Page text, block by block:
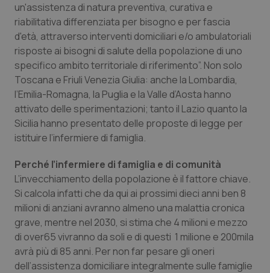
Tiroide
Tumore al seno
Tumore ovarico
Tumori del Polmone & Testa Collo
Tumori gastrointestinali
Ulcera & Reflusso
Vaccini
un'assistenza di natura preventiva, curativa e
riabilitativa differenziata per bisogno e per fascia
d'età, attraverso interventi domiciliari e/o ambulatoriali
risposte ai bisogni di salute della popolazione di uno
specifico ambito territoriale di riferimento”. Non solo
Toscana e Friuli Venezia Giulia: anche la Lombardia,
l’Emilia-Romagna, la Puglia e la Valle d’Aosta hanno
attivato delle sperimentazioni; tanto il Lazio quanto la
Sicilia hanno presentato delle proposte di legge per
istituire l’infermiere di famiglia.
Perché l’infermiere di famiglia e di comunità
L’invecchiamento della popolazione è il fattore chiave.
Si calcola infatti che da qui ai prossimi dieci anni ben 8
milioni di anziani avranno almeno una malattia cronica
grave, mentre nel 2030, si stima che 4 milioni e mezzo
di over65 vivranno da soli e di questi 1 milione e 200mila
avrà più di 85 anni. Per non far pesare gli oneri
dell’assistenza domiciliare integralmente sulle famiglie